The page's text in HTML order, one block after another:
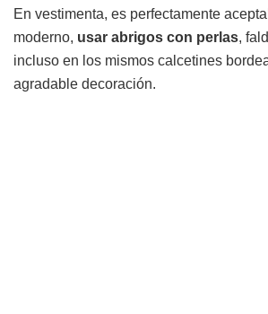
En vestimenta, es perfectamente
moderno, usar abrigos con perlas,
incluso en los mismos calcetines
agradable decoración.